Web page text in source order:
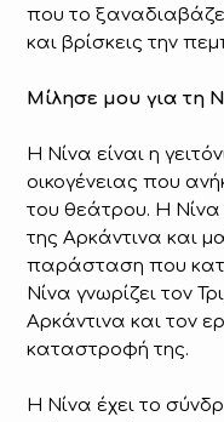
που το
και βρίσκεις την
Μίλησε μου για τη
Η Νίνα είναι η
οικογένειας που
του θεάτρου. Η Νίνα
της Αρκάντινα και
παράσταση που
Νίνα γνωρίζει τον
Αρκάντινα και τον
καταστροφή της.
Η Νίνα έχει το